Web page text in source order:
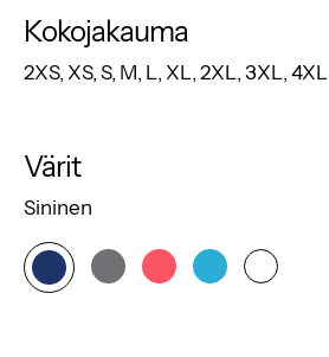
Kokojakauma
2XS, XS, S, M, L, XL, 2XL, 3XL, 4XL
Värit
Sininen